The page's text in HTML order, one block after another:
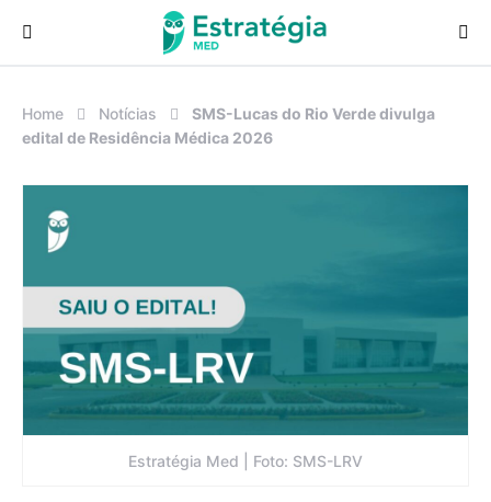
Procurar:
Home Notícias
SMS-Lucas do Rio Verde divulga
edital de Residência Médica 2026
Estratégia Med | Foto: SMS-LRV